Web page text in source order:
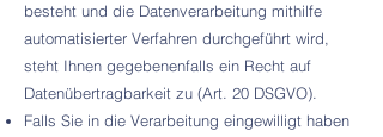
besteht und die Datenverarbeitung mithilfe
automatisierter Verfahren durchgeführt wird,
steht Ihnen gegebenenfalls ein Recht auf
Datenübertragbarkeit zu (Art. 20 DSGVO).
Falls Sie in die Verarbeitung eingewilligt haben